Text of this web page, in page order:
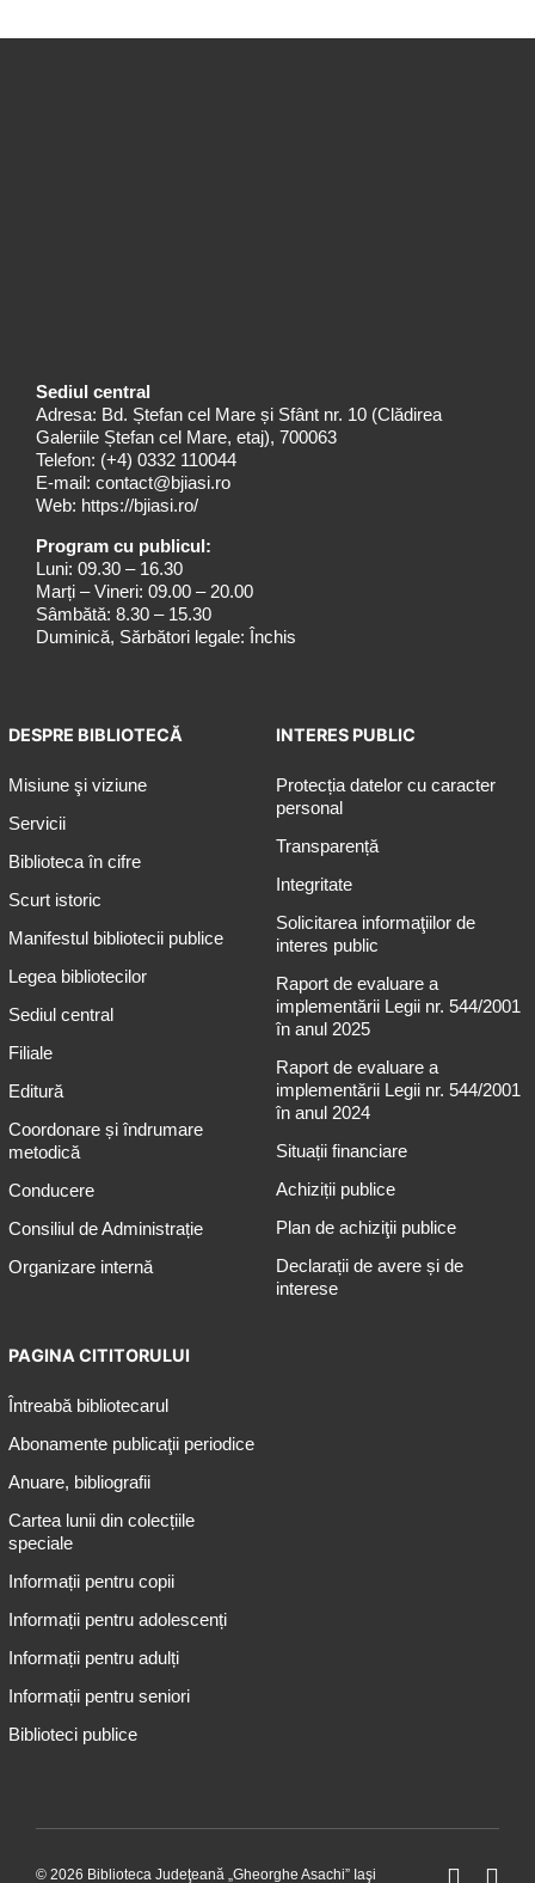
Sediul central
Adresa: Bd. Ștefan cel Mare și Sfânt nr. 10 (Clădirea
Galeriile Ștefan cel Mare, etaj), 700063
Telefon: (+4) 0332 110044
E-mail: contact@bjiasi.ro
Web: https://bjiasi.ro/
Program cu publicul:
Luni: 09.30 – 16.30
Marți – Vineri: 09.00 – 20.00
Sâmbătă: 8.30 – 15.30
Duminică, Sărbători legale: Închis
DESPRE BIBLIOTECĂ
Misiune şi viziune
Servicii
Biblioteca în cifre
Scurt istoric
Manifestul bibliotecii publice
Legea bibliotecilor
Sediul central
Filiale
Editură
Coordonare și îndrumare
metodică
Conducere
Consiliul de Administrație
Organizare internă
INTERES PUBLIC
Protecția datelor cu caracter
personal
Transparență
Integritate
Solicitarea informaţiilor de
interes public
Raport de evaluare a
implementării Legii nr. 544/2001
în anul 2025
Raport de evaluare a
implementării Legii nr. 544/2001
în anul 2024
Situații financiare
Achiziții publice
Plan de achiziţii publice
Declarații de avere și de
interese
PAGINA CITITORULUI
Întreabă bibliotecarul
Abonamente publicaţii periodice
Anuare, bibliografii
Cartea lunii din colecțiile
speciale
Informații pentru copii
Informații pentru adolescenți
Informații pentru adulți
Informații pentru seniori
Biblioteci publice
© 2026 Biblioteca Judeţeană „Gheorghe Asachi” Iaşi